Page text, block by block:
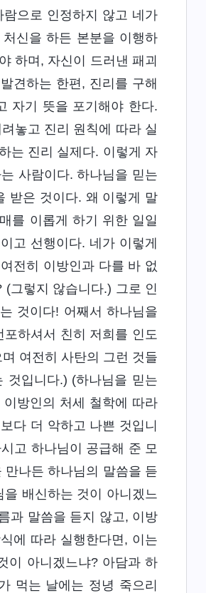
으로 인정하지 않고 네가
신을 하든 본분을 이행하
하며, 자신이 드러낸 패괴
견하는 한편, 진리를 구해
자기 뜻을 포기해야 한다.
놓고 진리 원칙에 따라 실
는 진리 실제다. 이렇게 자
사람이다. 하나님을 믿는
받은 것이다. 왜 이렇게 말
를 이롭게 하기 위한 일일
고 선행이다. 네가 이렇게
전히 이방인과 다를 바 없
그렇지 않습니다.) 그로 인
것이다! 어째서 하나님을
하셔서 친히 저희를 인도
여전히 사탄의 그런 것들
것입니다.) (하나님을 믿는
방인의 처세 철학에 따라
다 더 악하고 나쁜 것입니
고 하나님이 공급해 준 모
나든 하나님의 말씀을 듣
배신하는 것이 아니겠느
과 말씀을 듣지 않고, 이방
에 따라 실행한다면, 이는
이 아니겠느냐? 아담과 하
먹는 날에는 정녕 죽으리